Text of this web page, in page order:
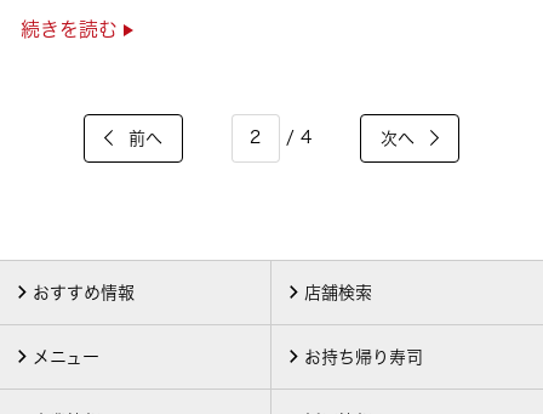
続きを読む
前へ / 4 次へ
おすすめ情報 店舗検索
メニュー お持ち帰り寿司